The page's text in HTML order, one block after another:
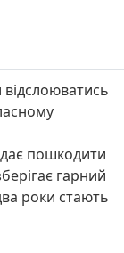
пошкодити
гарний
роки стають